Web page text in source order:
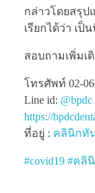
กล่าวโดยสรุป
เรียกได้ว่า เ
สอบถามเพิ่ม
โทรศัพท์ 02-
Line id: @bpdc
https://
ที่อยู่ : คลินิกทั
#covid19 #คลิ